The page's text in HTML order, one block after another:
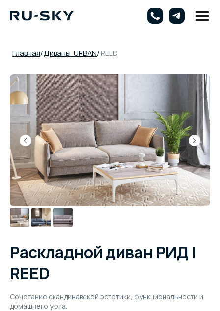
Раскладной диван РИД |
REED
Сочетание скандинавской эстетики, функциональности и
домашнего уюта.